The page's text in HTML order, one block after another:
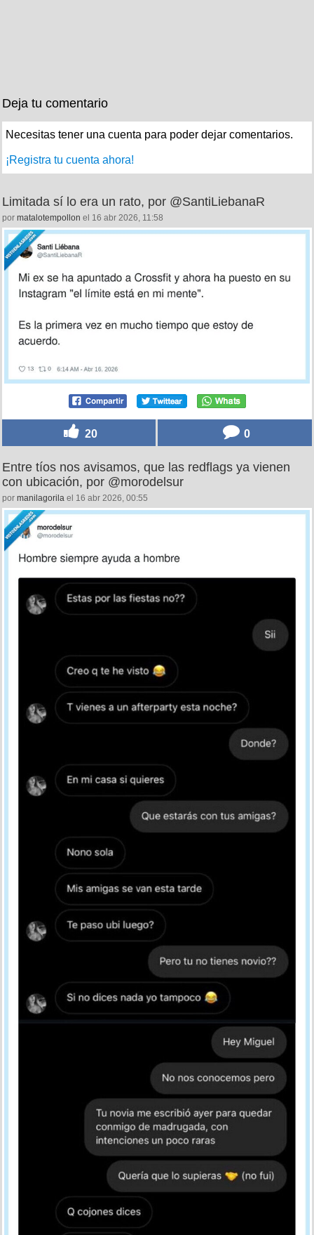
Deja tu comentario
Necesitas tener una cuenta para poder dejar comentarios.
¡Registra tu cuenta ahora!
Limitada sí lo era un rato, por @SantiLiebanaR
por matalotempollon el 16 abr 2026, 11:58
20 0
Entre tíos nos avisamos, que las redflags ya vienen
con ubicación, por @morodelsur
por manilagorila el 16 abr 2026, 00:55